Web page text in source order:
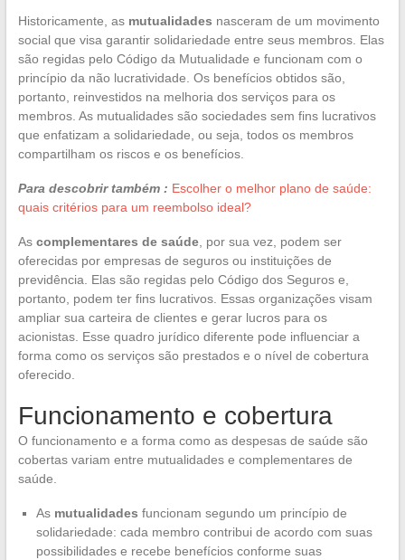
Historicamente, as mutualidades nasceram de um movimento
social que visa garantir solidariedade entre seus membros. Elas
são regidas pelo Código da Mutualidade e funcionam com o
princípio da não lucratividade. Os benefícios obtidos são,
portanto, reinvestidos na melhoria dos serviços para os
membros. As mutualidades são sociedades sem fins lucrativos
que enfatizam a solidariedade, ou seja, todos os membros
compartilham os riscos e os benefícios.
Para descobrir também : Escolher o melhor plano de saúde:
quais critérios para um reembolso ideal?
As complementares de saúde, por sua vez, podem ser
oferecidas por empresas de seguros ou instituições de
previdência. Elas são regidas pelo Código dos Seguros e,
portanto, podem ter fins lucrativos. Essas organizações visam
ampliar sua carteira de clientes e gerar lucros para os
acionistas. Esse quadro jurídico diferente pode influenciar a
forma como os serviços são prestados e o nível de cobertura
oferecido.
Funcionamento e cobertura
O funcionamento e a forma como as despesas de saúde são
cobertas variam entre mutualidades e complementares de
saúde.
As mutualidades funcionam segundo um princípio de
solidariedade: cada membro contribui de acordo com suas
possibilidades e recebe benefícios conforme suas